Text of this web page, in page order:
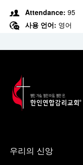
Attendance: 95
사용 언어: 영어
우리의 신앙